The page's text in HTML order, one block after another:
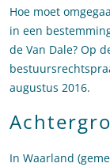
Hoe moet
in een
de Van Dale? Op
augustus 2016.
In Waarland